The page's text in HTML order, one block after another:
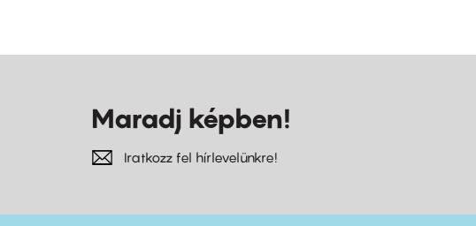
Maradj képben!
Iratkozz fel hírlevelünkre!